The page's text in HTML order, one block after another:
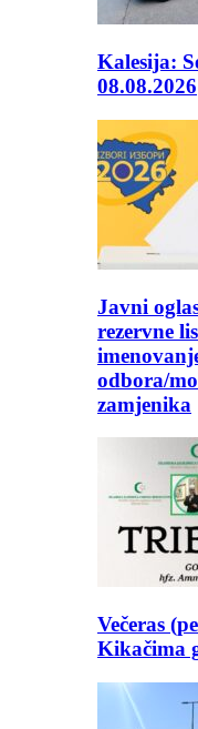
Kalesija:
08.08.2026
Javni
rezervne
odbora/
zamjenika
Večeras
Kikačima